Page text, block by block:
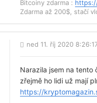
Bitcoiny zdarma :
Zdarma až 200$, stačí
ned 11. říj 2020
Narazila jsem na
zřejmě ho lidi už mají
https://